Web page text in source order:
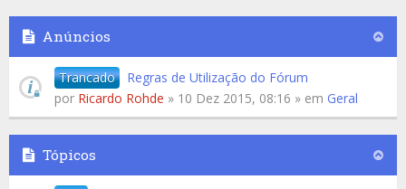
Anúncios
Trancado
Regras de Utilização do Fórum
por Ricardo Rohde » 10 Dez 2015, 08:16 » em Geral
Tópicos